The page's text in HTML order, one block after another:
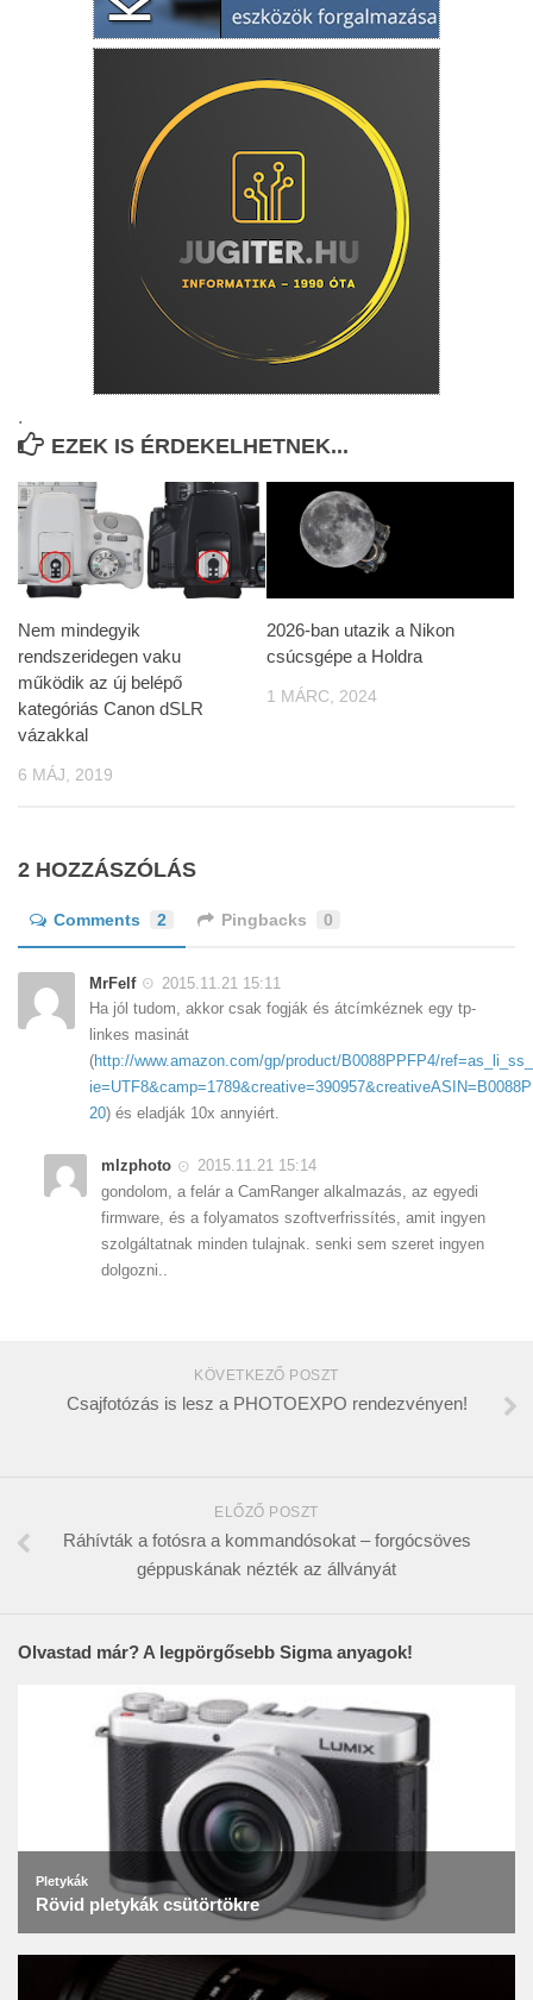
.
EZEK IS ÉRDEKELHETNEK...
Nem mindegyik
rendszeridegen vaku
működik az új belépő
kategóriás Canon dSLR
vázakkal
6 MÁJ, 2019
2026-ban utazik a Nikon
csúcsgépe a Holdra
1 MÁRC, 2024
2 HOZZÁSZÓLÁS
Comments 2 Pingbacks 0
MrFelf
2015.11.21 15:11
Ha jól tudom, akkor csak fogják és átcímkéznek egy tp-
linkes masinát
(http://www.amazon.com/gp/product/B0088PPFP4/
20) és eladják 10x annyiért.
mlzphoto
2015.11.21 15:14
gondolom, a felár a CamRanger alkalmazás, az egyedi
firmware, és a folyamatos szoftverfrissítés, amit ingyen
szolgáltatnak minden tulajnak. senki sem szeret ingyen
dolgozni..
KÖVETKEZŐ POSZT
Csajfotózás is lesz a PHOTOEXPO rendezvényen!
ELŐZŐ POSZT
Ráhívták a fotósra a kommandósokat – forgócsöves
géppuskának nézték az állványát
Olvastad már? A legpörgősebb Sigma anyagok!